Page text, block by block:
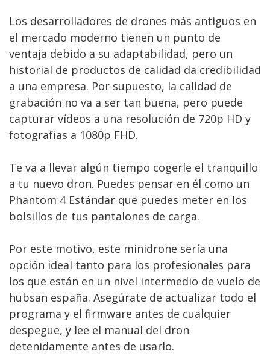
Los desarrolladores de drones más antiguos en
el mercado moderno tienen un punto de
ventaja debido a su adaptabilidad, pero un
historial de productos de calidad da credibilidad
a una empresa. Por supuesto, la calidad de
grabación no va a ser tan buena, pero puede
capturar vídeos a una resolución de 720p HD y
fotografías a 1080p FHD.
Te va a llevar algún tiempo cogerle el tranquillo
a tu nuevo dron. Puedes pensar en él como un
Phantom 4 Estándar que puedes meter en los
bolsillos de tus pantalones de carga.
Por este motivo, este minidrone sería una
opción ideal tanto para los profesionales para
los que están en un nivel intermedio de vuelo de
hubsan españa. Asegúrate de actualizar todo el
programa y el firmware antes de cualquier
despegue, y lee el manual del dron
detenidamente antes de usarlo.